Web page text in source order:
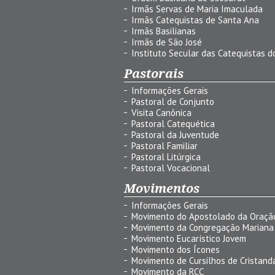
Irmãs Servas de Maria Imaculada
Irmãs Catequistas de Santa Ana
Irmãs Basilianas
Irmãs de São José
Instituto Secular das Catequistas do
Pastorais
Informações Gerais
Pastoral de Conjunto
Visita Canônica
Pastoral Catequética
Pastoral da Juventude
Pastoral Familiar
Pastoral Litúrgica
Pastoral Vocacional
Movimentos
Informações Gerais
Movimento do Apostolado da
Movimento da Congregação Mariana
Movimento Eucarístico Jovem
Movimento dos Ícones
Movimento de Cursilhos de
Movimento da RCC